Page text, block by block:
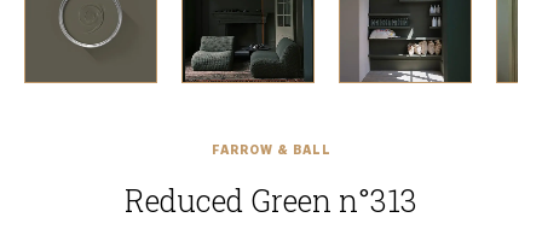
FARROW & BALL
Reduced Green n°313